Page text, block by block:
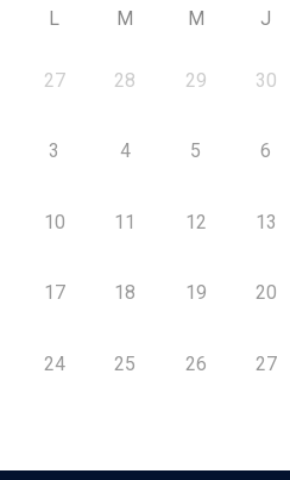
L M M J
27 28 29 30
3 4 5 6
10 11 12 13
17 18 19 20
24 25 26 27